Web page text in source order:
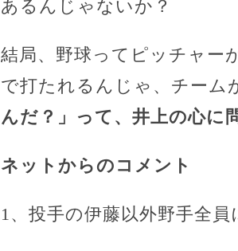
あるんじゃないか？
結局、野球ってピッチャー
で打たれるんじゃ、チーム
んだ？」って、井上の心に
ネットからのコメント
1、投手の伊藤以外野手全